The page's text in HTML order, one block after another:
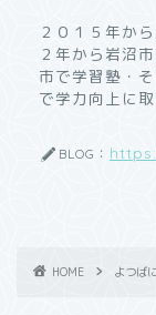
２０１５年か
２年から岩沼
市で学習塾・
で学力向上に
BLOG：
HOME よつば